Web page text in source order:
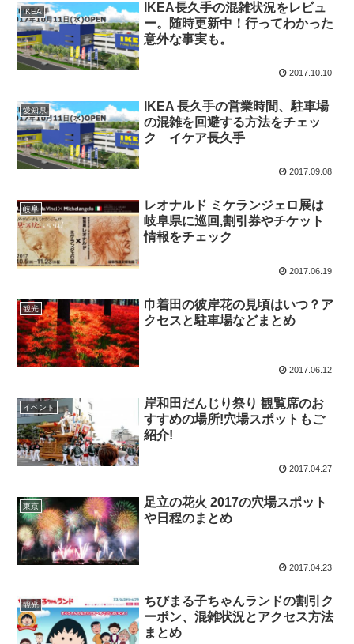
IKEA
IKEA長久手の混雑状況をレビュ
ー。随時更新中！行ってわかった
意外な事実も。
2017.10.10
愛知県
IKEA 長久手の営業時間、駐車場
の混雑を回避する方法をチェッ
ク イケア長久手
2017.09.08
岐阜
レオナルド ミケランジェロ展は
岐阜県に巡回,割引券やチケット
情報をチェック
2017.06.19
観光
巾着田の彼岸花の見頃はいつ？ア
クセスと駐車場などまとめ
2017.06.12
イベント
岸和田だんじり祭り 観覧席のお
すすめの場所!穴場スポットもご
紹介!
2017.04.27
東京
足立の花火 2017の穴場スポット
や日程のまとめ
2017.04.23
観光
ちびまる子ちゃんランドの割引ク
ーポン、混雑状況とアクセス方法
まとめ